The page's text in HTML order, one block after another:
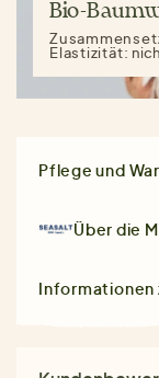
Bio-
Elastizität:
Pflege und
Über die
Informationen